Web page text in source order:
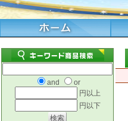
and
or
円以上
円以下